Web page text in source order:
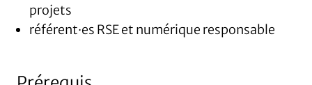
projets
référent·es RSE et numérique responsable